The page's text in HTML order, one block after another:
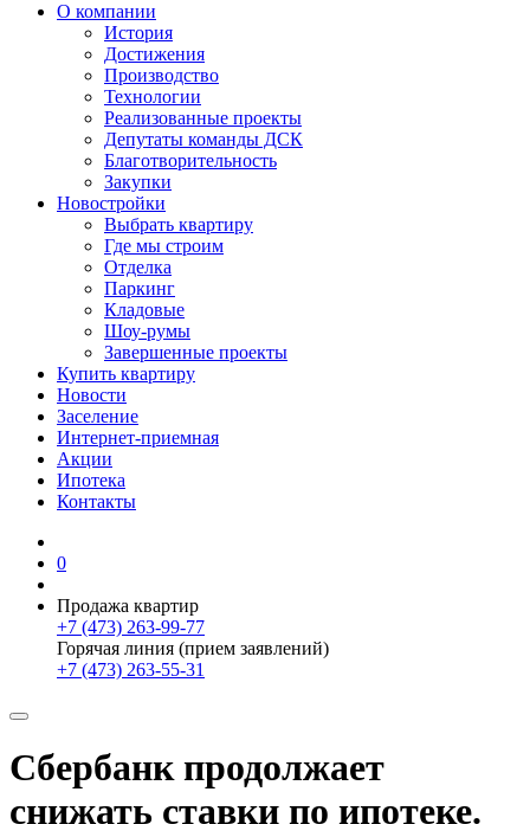
О компании
История
Достижения
Производство
Технологии
Реализованные проекты
Депутаты команды ДСК
Благотворительность
Закупки
Новостройки
Выбрать квартиру
Где мы строим
Отделка
Паркинг
Кладовые
Шоу-румы
Завершенные проекты
Купить квартиру
Новости
Заселение
Интернет-приемная
Акции
Ипотека
Контакты
0
Продажа квартир
+7 (473) 263-99-77
Горячая линия (прием заявлений)
+7 (473) 263-55-31
Сбербанк продолжает
снижать ставки по ипотеке.